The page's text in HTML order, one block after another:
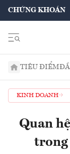
CHỨNG KHOÁN
TIÊU ĐIỂM
KINH DOANH
Quan
trong